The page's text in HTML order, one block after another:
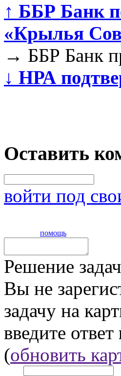
↑ ББР Банк
«Крылья
→ ББР Банк
↓ НРА
Оставить
войти под
помощь
Решение
Вы не
задачу на
введите ответ
(обновить